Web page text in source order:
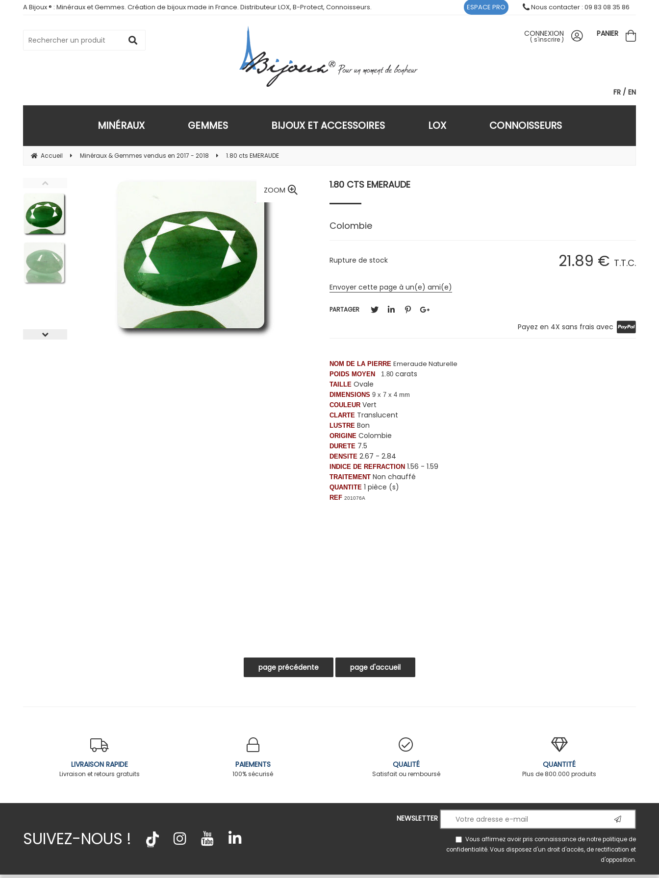
A Bijoux ® : Minéraux et Gemmes. Création de bijoux made in France. Distributeur LOX, B-Protect, Connoisseurs.
FR EN
CONNEXION
( s'inscrire )
PANIER
MINÉRAUX GEMMES BIJOUX ET ACCESSOIRES LOX CONNOISSEURS
Accueil Minéraux & Gemmes vendus en 2017 - 2018 1.80 cts EMERAUDE
ZOOM 1.80 CTS EMERAUDE
Colombie
21.89 € T.T.C.
Rupture de stock
Envoyer cette page à un(e) ami(e)
PARTAGER
Payez en 4X sans frais avec
NOM DE LA PIERRE Emeraude Naturelle
POIDS MOYEN 1.80 carats
TAILLE Ovale
DIMENSIONS 9 x 7 x 4 mm
COULEUR Vert
CLARTE Translucent
LUSTRE Bon
ORIGINE Colombie
DURETE 7.5
DENSITE 2.67 - 2.84
INDICE DE REFRACTION 1.56 - 1.59
TRAITEMENT Non chauffé
QUANTITE 1 pièce (s)
REF 201076A
ESPACE PRO Nous contacter : 09 83 08 35 86
LIVRAISON RAPIDE
Livraison et retours gratuits
PAIEMENTS
100% sécurisé
QUALITÉ
Satisfait ou remboursé
QUANTITÉ
Plus de 800.000 produits
SUIVEZ-NOUS !
NEWSLETTER
Vous affirmez avoir pris connaissance de notrepolitique de
confidentialité. Vous disposez d'un droit d'accès, de rectification et
d'opposition.